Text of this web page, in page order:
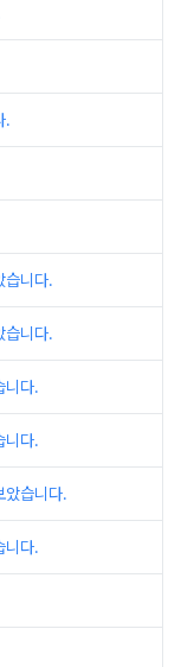
.
습니다.
습니다.
니다.
니다.
았습니다.
니다.